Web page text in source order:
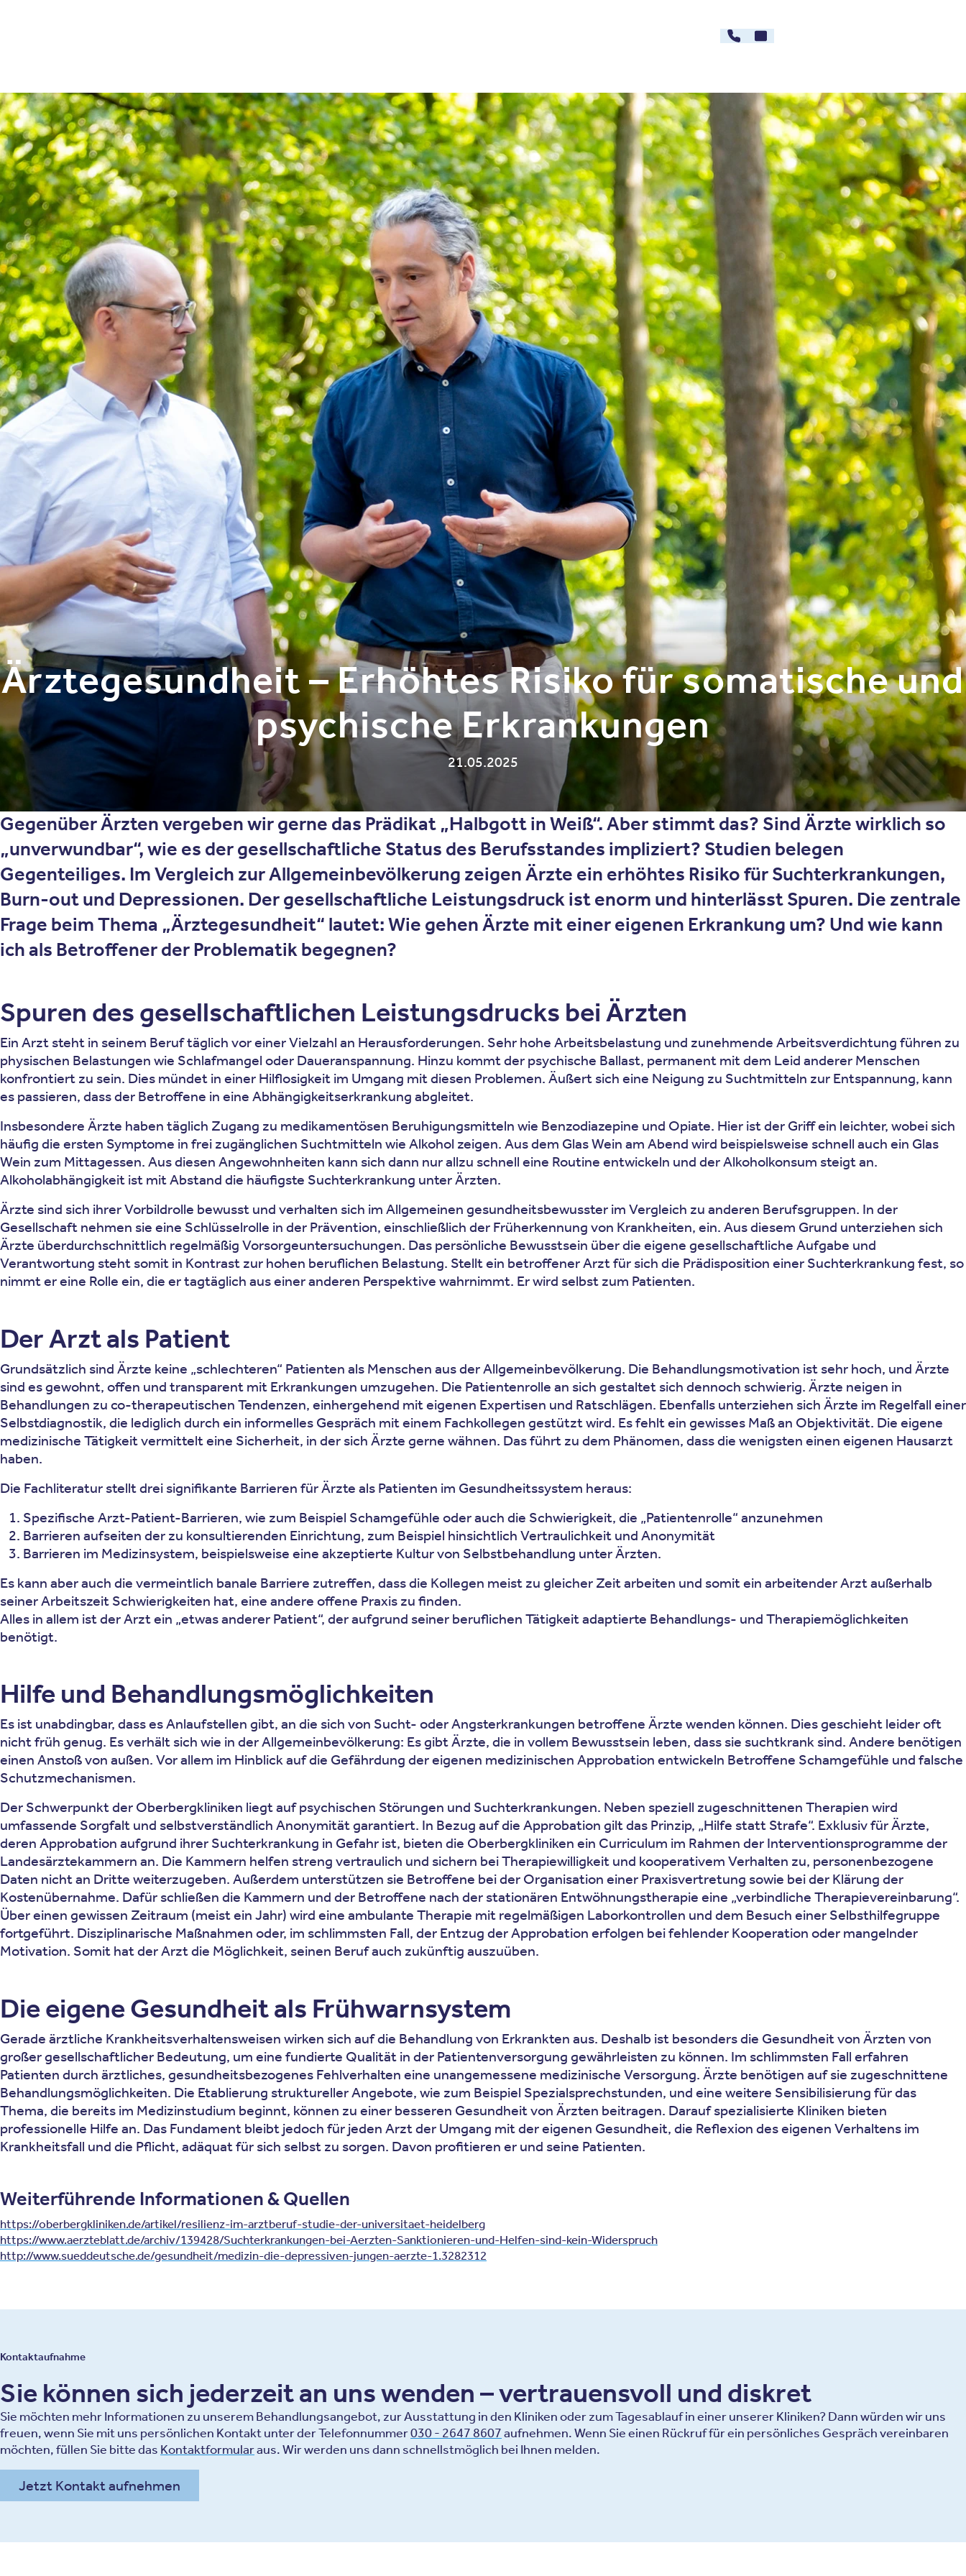
030 - 26478607
Kontakt
Ärztegesundheit – Erhöhtes Risiko für somatische und
psychische Erkrankungen
21.05.2025
Gegenüber Ärzten vergeben wir gerne das Prädikat „Halbgott in Weiß“. Aber stimmt das? Sind Ärzte wirklich so
„unverwundbar“, wie es der gesellschaftliche Status des Berufsstandes impliziert? Studien belegen
Gegenteiliges. Im Vergleich zur Allgemeinbevölkerung zeigen Ärzte ein erhöhtes Risiko für Suchterkrankungen,
Burn-out und Depressionen. Der gesellschaftliche Leistungsdruck ist enorm und hinterlässt Spuren. Die zentrale
Frage beim Thema „Ärztegesundheit“ lautet: Wie gehen Ärzte mit einer eigenen Erkrankung um? Und wie kann
ich als Betroffener der Problematik begegnen?
Spuren des gesellschaftlichen Leistungsdrucks bei Ärzten
Ein Arzt steht in seinem Beruf täglich vor einer Vielzahl an Herausforderungen. Sehr hohe Arbeitsbelastung und zunehmende Arbeitsverdichtung führen zu
physischen Belastungen wie Schlafmangel oder Daueranspannung. Hinzu kommt der psychische Ballast, permanent mit dem Leid anderer Menschen
konfrontiert zu sein. Dies mündet in einer Hilflosigkeit im Umgang mit diesen Problemen. Äußert sich eine Neigung zu Suchtmitteln zur Entspannung, kann
es passieren, dass der Betroffene in eine Abhängigkeitserkrankung abgleitet.
Insbesondere Ärzte haben täglich Zugang zu medikamentösen Beruhigungsmitteln wie Benzodiazepine und Opiate. Hier ist der Griff ein leichter, wobei sich
häufig die ersten Symptome in frei zugänglichen Suchtmitteln wie Alkohol zeigen. Aus dem Glas Wein am Abend wird beispielsweise schnell auch ein Glas
Wein zum Mittagessen. Aus diesen Angewohnheiten kann sich dann nur allzu schnell eine Routine entwickeln und der Alkoholkonsum steigt an.
Alkoholabhängigkeit ist mit Abstand die häufigste Suchterkrankung unter Ärzten.
Ärzte sind sich ihrer Vorbildrolle bewusst und verhalten sich im Allgemeinen gesundheitsbewusster im Vergleich zu anderen Berufsgruppen. In der
Gesellschaft nehmen sie eine Schlüsselrolle in der Prävention, einschließlich der Früherkennung von Krankheiten, ein. Aus diesem Grund unterziehen sich
Ärzte überdurchschnittlich regelmäßig Vorsorgeuntersuchungen. Das persönliche Bewusstsein über die eigene gesellschaftliche Aufgabe und
Verantwortung steht somit in Kontrast zur hohen beruflichen Belastung. Stellt ein betroffener Arzt für sich die Prädisposition einer Suchterkrankung fest, so
nimmt er eine Rolle ein, die er tagtäglich aus einer anderen Perspektive wahrnimmt. Er wird selbst zum Patienten.
Der Arzt als Patient
Grundsätzlich sind Ärzte keine „schlechteren“ Patienten als Menschen aus der Allgemeinbevölkerung. Die Behandlungsmotivation ist sehr hoch, und Ärzte
sind es gewohnt, offen und transparent mit Erkrankungen umzugehen. Die Patientenrolle an sich gestaltet sich dennoch schwierig. Ärzte neigen in
Behandlungen zu co-therapeutischen Tendenzen, einhergehend mit eigenen Expertisen und Ratschlägen. Ebenfalls unterziehen sich Ärzte im Regelfall einer
Selbstdiagnostik, die lediglich durch ein informelles Gespräch mit einem Fachkollegen gestützt wird. Es fehlt ein gewisses Maß an Objektivität. Die eigene
medizinische Tätigkeit vermittelt eine Sicherheit, in der sich Ärzte gerne wähnen. Das führt zu dem Phänomen, dass die wenigsten einen eigenen Hausarzt
haben.
Die Fachliteratur stellt drei signifikante Barrieren für Ärzte als Patienten im Gesundheitssystem heraus:
Spezifische Arzt-Patient-Barrieren, wie zum Beispiel Schamgefühle oder auch die Schwierigkeit, die „Patientenrolle“ anzunehmen
Barrieren aufseiten der zu konsultierenden Einrichtung, zum Beispiel hinsichtlich Vertraulichkeit und Anonymität
Barrieren im Medizinsystem, beispielsweise eine akzeptierte Kultur von Selbstbehandlung unter Ärzten.
Es kann aber auch die vermeintlich banale Barriere zutreffen, dass die Kollegen meist zu gleicher Zeit arbeiten und somit ein arbeitender Arzt außerhalb
seiner Arbeitszeit Schwierigkeiten hat, eine andere offene Praxis zu finden.
Alles in allem ist der Arzt ein „etwas anderer Patient“, der aufgrund seiner beruflichen Tätigkeit adaptierte Behandlungs- und Therapiemöglichkeiten
benötigt.
Hilfe und Behandlungsmöglichkeiten
Es ist unabdingbar, dass es Anlaufstellen gibt, an die sich von Sucht- oder Angsterkrankungen betroffene Ärzte wenden können. Dies geschieht leider oft
nicht früh genug. Es verhält sich wie in der Allgemeinbevölkerung: Es gibt Ärzte, die in vollem Bewusstsein leben, dass sie suchtkrank sind. Andere benötigen
einen Anstoß von außen. Vor allem im Hinblick auf die Gefährdung der eigenen medizinischen Approbation entwickeln Betroffene Schamgefühle und falsche
Schutzmechanismen.
Der Schwerpunkt der Oberbergkliniken liegt auf psychischen Störungen und Suchterkrankungen. Neben speziell zugeschnittenen Therapien wird
umfassende Sorgfalt und selbstverständlich Anonymität garantiert. In Bezug auf die Approbation gilt das Prinzip, „Hilfe statt Strafe“. Exklusiv für Ärzte,
deren Approbation aufgrund ihrer Suchterkrankung in Gefahr ist, bieten die Oberbergkliniken ein Curriculum im Rahmen der Interventionsprogramme der
Landesärztekammern an. Die Kammern helfen streng vertraulich und sichern bei Therapiewilligkeit und kooperativem Verhalten zu, personenbezogene
Daten nicht an Dritte weiterzugeben. Außerdem unterstützen sie Betroffene bei der Organisation einer Praxisvertretung sowie bei der Klärung der
Kostenübernahme. Dafür schließen die Kammern und der Betroffene nach der stationären Entwöhnungstherapie eine „verbindliche Therapievereinbarung“.
Über einen gewissen Zeitraum (meist ein Jahr) wird eine ambulante Therapie mit regelmäßigen Laborkontrollen und dem Besuch einer Selbsthilfegruppe
fortgeführt. Disziplinarische Maßnahmen oder, im schlimmsten Fall, der Entzug der Approbation erfolgen bei fehlender Kooperation oder mangelnder
Motivation. Somit hat der Arzt die Möglichkeit, seinen Beruf auch zukünftig auszuüben.
Die eigene Gesundheit als Frühwarnsystem
Gerade ärztliche Krankheitsverhaltensweisen wirken sich auf die Behandlung von Erkrankten aus. Deshalb ist besonders die Gesundheit von Ärzten von
großer gesellschaftlicher Bedeutung, um eine fundierte Qualität in der Patientenversorgung gewährleisten zu können. Im schlimmsten Fall erfahren
Patienten durch ärztliches, gesundheitsbezogenes Fehlverhalten eine unangemessene medizinische Versorgung. Ärzte benötigen auf sie zugeschnittene
Behandlungsmöglichkeiten. Die Etablierung struktureller Angebote, wie zum Beispiel Spezialsprechstunden, und eine weitere Sensibilisierung für das
Thema, die bereits im Medizinstudium beginnt, können zu einer besseren Gesundheit von Ärzten beitragen. Darauf spezialisierte Kliniken bieten
professionelle Hilfe an. Das Fundament bleibt jedoch für jeden Arzt der Umgang mit der eigenen Gesundheit, die Reflexion des eigenen Verhaltens im
Krankheitsfall und die Pflicht, adäquat für sich selbst zu sorgen. Davon profitieren er und seine Patienten.
Weiterführende Informationen & Quellen
https://oberbergkliniken.de/artikel/resilienz-im-arztberuf-studie-der-universitaet-heidelberg
https://www.aerzteblatt.de/archiv/139428/Suchterkrankungen-bei-Aerzten-Sanktionieren-und-Helfen-sind-kein-Widerspruch
http://www.sueddeutsche.de/gesundheit/medizin-die-depressiven-jungen-aerzte-1.3282312
Kontaktaufnahme
Sie können sich jederzeit an uns wenden – vertrauensvoll und diskret
Sie möchten mehr Informationen zu unserem Behandlungsangebot, zur Ausstattung in den Kliniken oder zum Tagesablauf in einer unserer Kliniken? Dann würden wir uns
freuen, wenn Sie mit uns persönlichen Kontakt unter der Telefonnummer030 - 2647 8607aufnehmen. Wenn Sie einen Rückruf für ein persönliches Gespräch vereinbaren
möchten, füllen Sie bitte das Kontaktformularaus. Wir werden uns dann schnellstmöglich bei Ihnen melden.
Jetzt Kontakt aufnehmen